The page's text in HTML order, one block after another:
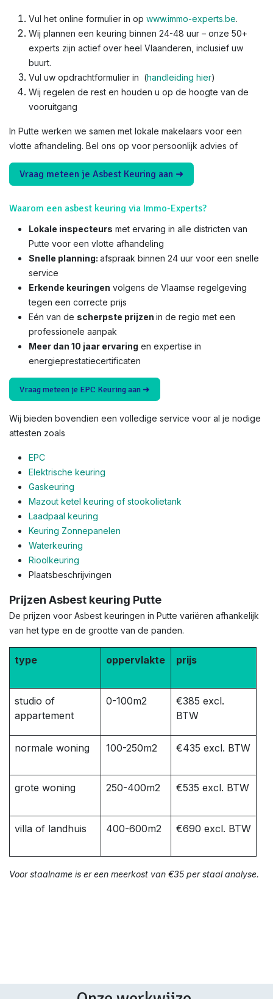
Vul het online formulier in op www.immo-experts.be.
Wij plannen een keuring binnen 24-48 uur – onze 50+
experts zijn actief over heel Vlaanderen, inclusief uw
buurt.
Vul uw opdrachtformulier in (handleiding hier)
Wij regelen de rest en houden u op de hoogte van de
vooruitgang
In Putte werken we samen met lokale makelaars voor een
vlotte afhandeling. Bel ons op voor persoonlijk advies of
Vraag meteen je Asbest Keuring aan ➜
Waarom een asbest keuring via Immo-Experts?
Lokale inspecteurs met ervaring in alle districten van
Putte voor een vlotte afhandeling
Snelle planning: afspraak binnen 24 uur voor een snelle
service
Erkende keuringen volgens de Vlaamse regelgeving
tegen een correcte prijs
Eén van de scherpste prijzen in de regio met een
professionele aanpak
Meer dan 10 jaar ervaring en expertise in
energieprestatiecertificaten
Vraag meteen je EPC Keuring aan ➜
Wij bieden bovendien een volledige service voor al je nodige
attesten zoals
EPC
Elektrische keuring
Gaskeuring
Mazout ketel keuring of stookolietank
Laadpaal keuring
Keuring Zonnepanelen
Waterkeuring
Rioolkeuring
Plaatsbeschrijvingen
Prijzen Asbest keuring Putte
De prijzen voor Asbest keuringen in Putte variëren afhankelijk
van het type en de grootte van de panden.
type oppervlakte prijs
studio of
appartement
0-100m2
€385 excl.
BTW
normale woning 100-250m2 €435 excl. BTW
grote woning 250-400m2 €535 excl. BTW
villa of landhuis 400-600m2 €690 excl. BTW
Voor staalname is er een meerkost van €35 per staal analyse.